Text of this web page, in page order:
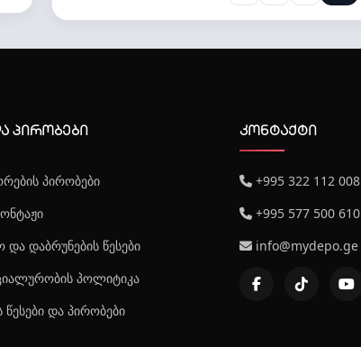
პირობები
პირობები
და დაბრუნების წესები
პოლიტიკა
წესები და პირობები
კონტაქტი
+995 322 112 008
+995 577 500 610
info@mydepo.ge